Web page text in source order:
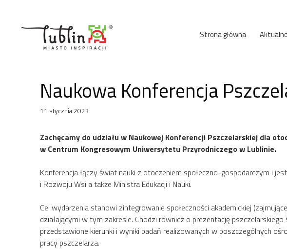
Strona główna
Naukowa Konferencja
11 stycznia 2023
Zachęcamy do udziału w Naukowej Konferencji Pszczelarskiej dla
w Centrum Kongresowym Uniwersytetu Przyrodniczego w Lublinie.
Konferencja łączy świat nauki z otoczeniem społeczno-gospodarczym i
i Rozwoju Wsi a także Ministra Edukacji i Nauki.
Cel wydarzenia stanowi zintegrowanie społeczności akademickiej
działającymi w tym zakresie. Chodzi również o prezentację
przedstawione kierunki i wyniki badań realizowanych w poszczególnych
pracy pszczelarza.